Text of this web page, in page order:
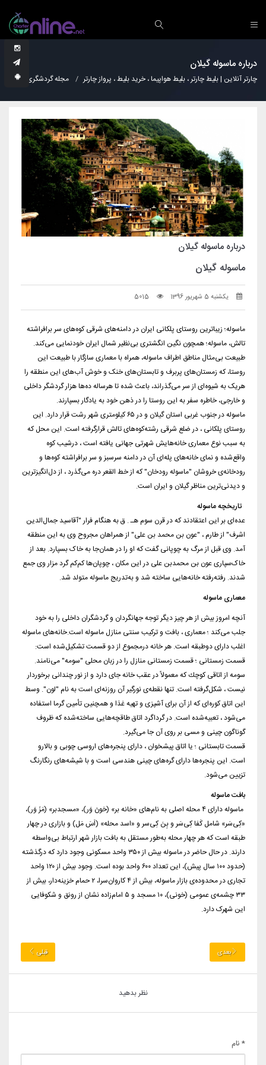
درباره ماسوله گیلان
چارتر آنلاین | بلیط چارتر ، بلیط هواپیما ، خرید بلیط ، پرواز چارتر مجله گردشگری
درباره ماسوله گیلان
ماسوله گیلان
یکشنبه 5 شهریور 1396 5015
ماسوله؛ زیباترین روستای پلکانی ایران در دامنه‌های شرقی کوه‌های سر برافراشته
تالش، ماسوله؛ همچون نگین انگشتری بی‌نظیر شمال ایران خودنمایی می‌کند.
طبیعت بی‌مثال مناطق اطراف ماسوله، همراه با معماری سازگار با طبیعت این
روستا، که زمستان‌های پربرف و تابستان‌های خنک و خوش آب‌های این منطقه را
هریک به شیوه‌ای از سر می‌گذراند، باعث شده تا هرساله ده‌ها هزار گردشگر داخلی
و خارجی، خاطره سفر به این روستا را در ذهن خود به یادگار بسپارند.
ماسوله در جنوب غربی استان گیلان و در ۶۵ کیلومتری شهر رشت قرار دارد. این
روستای پلکانی ، در ضلع شرقی رشته‌کوه‌های تالش قرارگرفته است. این محل كه
به سبب نوع معماری خانه‌هایش شهرتی جهانی یافته است ، درشیب كوه
واقع‌شده و نمای خانه‌های پله‌ای آن در دامنه سرسبز و سر برافراشته کوه‌ها و
رودخانه‌ی خروشان "ماسوله رودخان" كه از خط القعر دره می‌گذرد ، از دل‌انگیزترین
و دیدنی‌ترین مناظر گیلان و ایران است.
تاریخچه ماسوله
عده‌ای بر این اعتقادند كه در قرن سوم هـ . ق به هنگام فرار "آقاسید جمال‌الدین
اشرف" از طارم ، "عون بن محمد بن علی" از همراهان مجروح وی به این منطقه
آمد. وی قبل از مرگ به چوپانی گفت كه او را در همان‌جا به خاک بسپارد. بعد از
خاک‌سپاری عون بن محمدبن علی در این مكان ، چوپان‌ها کم‌کم گرد مزار وی جمع
شدند. رفته‌رفته خانه‌هایی ساخته شد و به‌تدریج ماسوله متولد شد.
معماری ماسوله
آنچه امروز بیش از هر چیز دیگر توجه جهانگردان و گردشگران داخلی را به خود
جلب می‌کند ؛ معماری ، بافت و تركیب سنتی منازل ماسوله است.خانه‌های ماسوله
اغلب دارای دوطبقه است. هر خانه درمجموع از دو قسمت تشکیل‌شده است:
قسمت زمستانی ؛ قسمت زمستانی منازل را در زبان محلی "سومه" می‌نامند.
سومه از اتاقی كوچك كه معمولاً در عقب خانه جای دارد و از نور چندانی برخوردار
نیست ، شکل‌گرفته است. تنها نقطه‌ی نورگیر آن روزنه‌ای است به نام "لون". وسط
این اتاق کوره‌ای كه از آن برای آشپزی و تهیه غذا و همچنین تأمین گرما استفاده
می‌شود ، تعبیه‌شده است. در گرداگرد اتاق طاقچه‌هایی ساخته‌شده كه ظروف
گوناگون چینی و مسی بر روی آن جا می‌گیرد.
قسمت تابستانی ؛ یا اتاق پیشخوان ، دارای پنجره‌های اروسی چوبی و بالارو
است. این پنجره‌ها دارای گره‌های چینی هندسی است و با شیشه‌های رنگارنگ
تزیین می‌شود.
بافت ماسوله
ماسوله دارای ۴ محله اصلی به نام‌های «خانه بر» (خونَ وَر)، «مسجدبر» (مَزَ وَر)،
«کِی‌سَر» شامل کَفا کِی‌سَر و بِنَ کِی‌سر و «اسد محله» (اَسَ مَل) و بازاری در چهار
طبقه است که هر چهار محله به‌طور مستقل به بافت بازار شهر ارتباط بی‌واسطه
دارند. در حال حاضر در ماسوله بیش از ۳۵۰ واحد مسکونی وجود دارد که درگذشته
(حدود ۱۰۰ سال پیش)، این تعداد ۶۰۰ واحد بوده است. وجود بیش از ۱۲۰ واحد
تجاری در محدوده‌ی بازار ماسوله، بیش از ۴ کاروان‌سرا، ۲ حمام خزینه‌دار، بیش از
۳۳ چشمه‌ی عمومی (خونی)، ۱۰ مسجد و ۵ امام‌زاده نشان از رونق و شکوفایی
این شهرک دارد.
بعدی قبلی
نظر بدهید
* نام